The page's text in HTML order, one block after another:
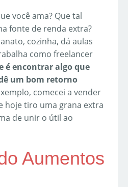
você ama? Que tal
fonte de renda extra?
cozinha, dá aulas
como freelancer
é encontrar algo que
um bom retorno
comecei a vender
hoje tiro uma grana extra
de unir o útil ao
Aumentos